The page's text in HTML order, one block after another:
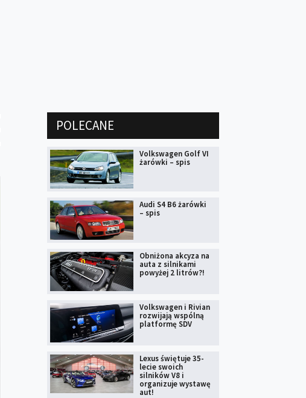
POLECANE
Volkswagen Golf VI
żarówki – spis
Audi S4 B6 żarówki
– spis
Obniżona akcyza na
auta z silnikami
powyżej 2 litrów?!
Volkswagen i Rivian
rozwijają wspólną
platformę SDV
Lexus świętuje 35-
lecie swoich
silników V8 i
organizuje wystawę
aut!